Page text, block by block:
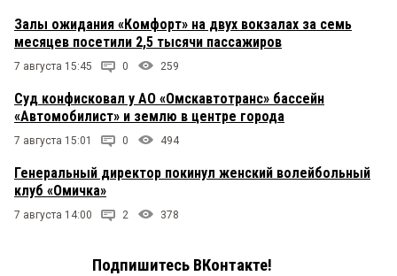
Залы ожидания «Комфорт» на двух вокзалах за семь
месяцев посетили 2,5 тысячи пассажиров
7 августа 15:45 0 259
Суд конфисковал у АО «Омскавтотранс» бассейн
«Автомобилист» и землю в центре города
7 августа 15:01 0 494
Генеральный директор покинул женский волейбольный
клуб «Омичка»
7 августа 14:00 2 378
Подпишитесь ВКонтакте!